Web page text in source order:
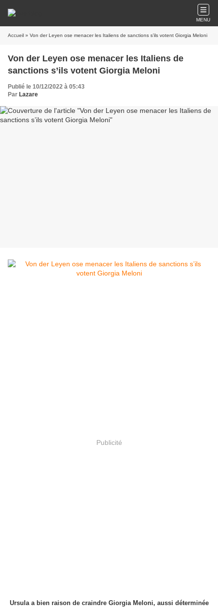
MENU
Accueil » Von der Leyen ose menacer les Italiens de sanctions s’ils votent Giorgia Meloni
Von der Leyen ose menacer les Italiens de
sanctions s’ils votent Giorgia Meloni
Publié le 10/12/2022 à 05:43
Par Lazare
Publicité
Ursula a bien raison de craindre Giorgia Meloni, aussi déterminée